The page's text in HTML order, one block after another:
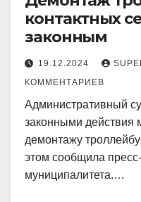
контактных
законным
19.12.2024
КОММЕНТАРИЕВ
Административный
законными действия
демонтажу
этом сообщила
муниципалитета.…